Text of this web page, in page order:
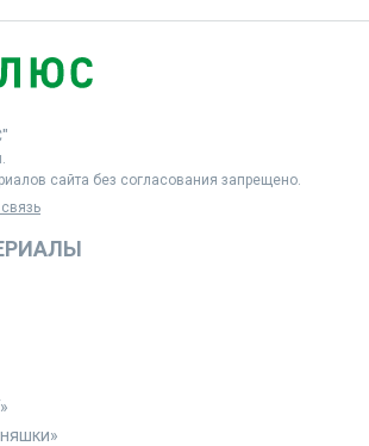
сайта без согласования запрещено.